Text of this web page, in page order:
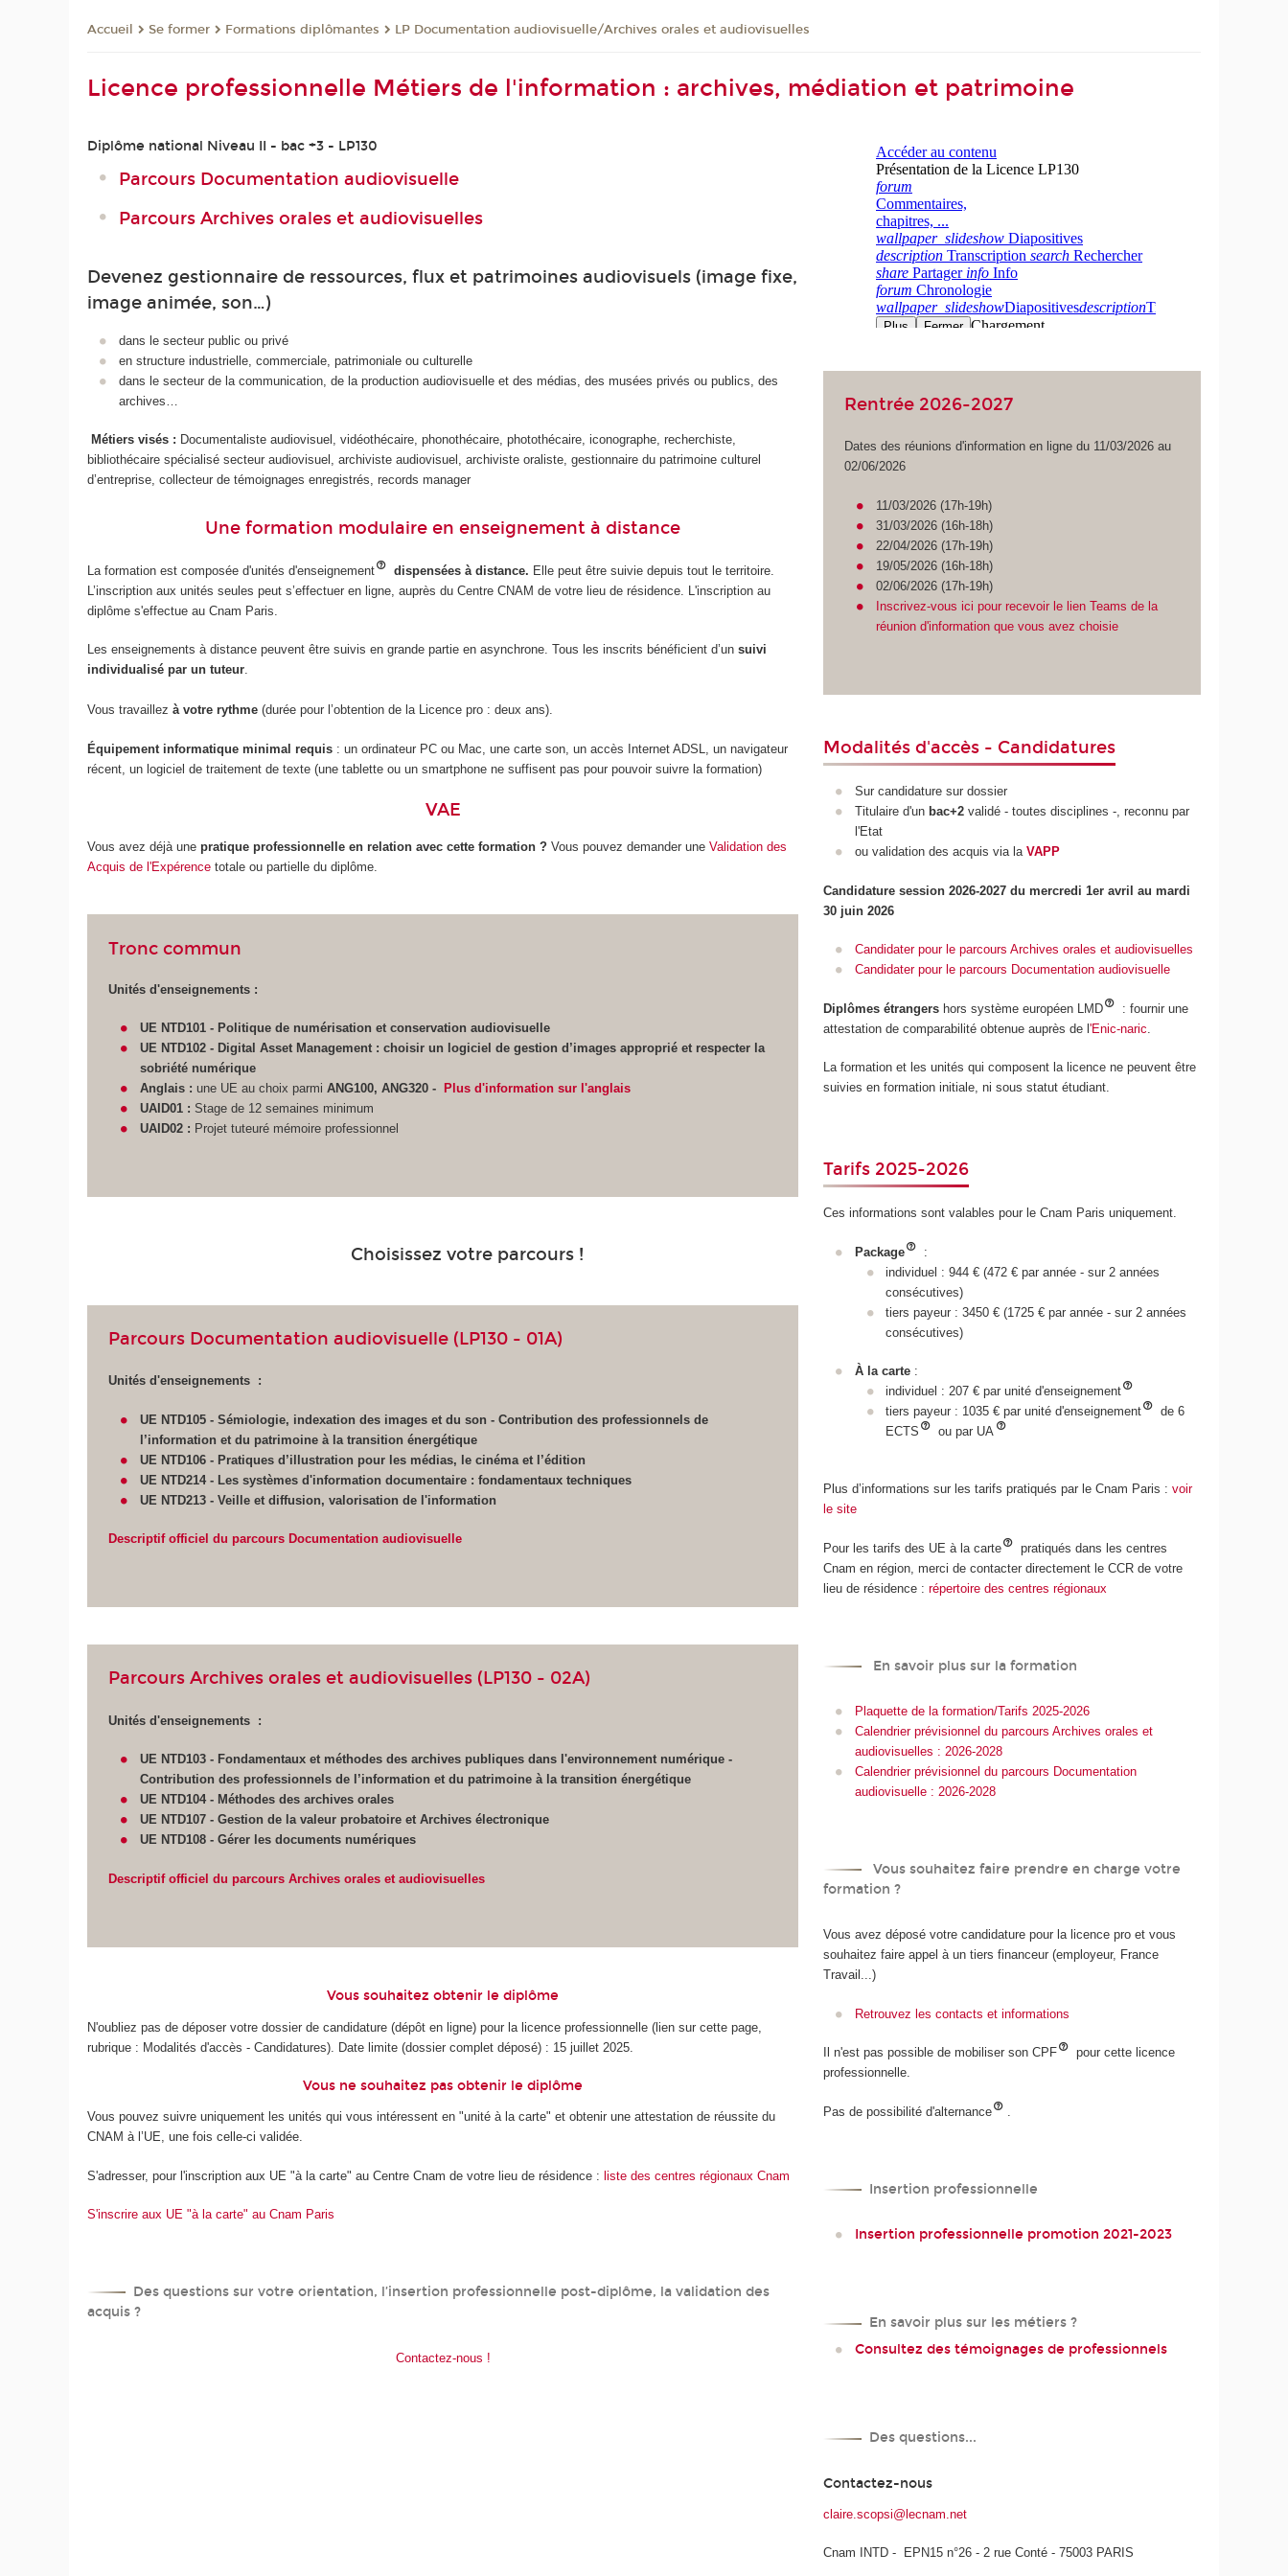
Accueil Se former Formations diplômantes LP Documentation audiovisuelle/Archives orales et audiovisuelles
Licence professionnelle Métiers de l'information : archives, médiation et patrimoine
Diplôme national Niveau II - bac +3 - LP130
Parcours Documentation audiovisuelle
Parcours Archives orales et audiovisuelles
Devenez gestionnaire de ressources, flux et patrimoines audiovisuels (image fixe,
image animée, son…)
dans le secteur public ou privé
en structure industrielle, commerciale, patrimoniale ou culturelle
dans le secteur de la communication, de la production audiovisuelle et des médias, des musées privés ou publics, des
archives…
Métiers visés : Documentaliste audiovisuel, vidéothécaire, phonothécaire, photothécaire, iconographe, recherchiste,
bibliothécaire spécialisé secteur audiovisuel, archiviste audiovisuel, archiviste oraliste, gestionnaire du patrimoine culturel
d’entreprise, collecteur de témoignages enregistrés, records manager
Une formation modulaire en enseignement à distance
La formation est composée d'unités d'enseignement dispensées à distance. Elle peut être suivie depuis tout le territoire.
L’inscription aux unités seules peut s’effectuer en ligne, auprès du Centre CNAM de votre lieu de résidence. L'inscription au
diplôme s'effectue au Cnam Paris.
Les enseignements à distance peuvent être suivis en grande partie en asynchrone. Tous les inscrits bénéficient d’unsuivi
individualisé par un tuteur.
Vous travaillez à votre rythme (durée pour l’obtention de la Licence pro : deux ans).
Équipement informatique minimal requis : un ordinateur PC ou Mac, une carte son, un accès Internet ADSL, un navigateur
récent, un logiciel de traitement de texte (une tablette ou un smartphone ne suffisent pas pour pouvoir suivre la formation)
VAE
Vous avez déjà une pratique professionnelle en relation avec cette formation ? Vous pouvez demander uneValidation des
Acquis de l'Expérence totale ou partielle du diplôme.
Tronc commun
Unités d'enseignements :
UE NTD101 - Politique de numérisation et conservation audiovisuelle
UE NTD102 - Digital Asset Management : choisir un logiciel de gestion d’images approprié et respecter la
sobriété numérique
Anglais : une UE au choix parmi ANG100, ANG320 -
Plus d'information sur l'anglais
UAID01 : Stage de 12 semaines minimum
UAID02 : Projet tuteuré mémoire professionnel
Choisissez votre parcours !
Parcours Documentation audiovisuelle (LP130 - 01A)
Unités d'enseignements :
UE NTD105 - Sémiologie, indexation des images et du son - Contribution des professionnels de
l’information et du patrimoine à la transition énergétique
UE NTD106 - Pratiques d’illustration pour les médias, le cinéma et l’édition
UE NTD214 - Les systèmes d'information documentaire : fondamentaux techniques
UE NTD213 - Veille et diffusion, valorisation de l'information
Descriptif officiel du parcours Documentation audiovisuelle
Parcours Archives orales et audiovisuelles (LP130 - 02A)
Unités d'enseignements :
UE NTD103 - Fondamentaux et méthodes des archives publiques dans l'environnement numérique -
Contribution des professionnels de l’information et du patrimoine à la transition énergétique
UE NTD104 - Méthodes des archives orales
UE NTD107 - Gestion de la valeur probatoire et Archives électronique
UE NTD108 - Gérer les documents numériques
Descriptif officiel du parcours Archives orales et audiovisuelles
Vous souhaitez obtenir le diplôme
N'oubliez pas de déposer votre dossier de candidature (dépôt en ligne) pour la licence professionnelle (lien sur cette page,
rubrique : Modalités d'accès - Candidatures). Date limite (dossier complet déposé) : 15 juillet 2025.
Vous ne souhaitez pas obtenir le diplôme
Vous pouvez suivre uniquement les unités qui vous intéressent en "unité à la carte" et obtenir une attestation de réussite du
CNAM à l’UE, une fois celle-ci validée.
S'adresser, pour l'inscription aux UE "à la carte" au Centre Cnam de votre lieu de résidence : liste des centres régionaux Cnam
S'inscrire aux UE "à la carte" au Cnam Paris
Des questions sur votre orientation, l’insertion professionnelle post-diplôme, la validation des
acquis ?
Contactez-nous !
Rentrée 2026-2027
Dates des réunions d'information en ligne du 11/03/2026 au
02/06/2026
11/03/2026 (17h-19h)
31/03/2026 (16h-18h)
22/04/2026 (17h-19h)
19/05/2026 (16h-18h)
02/06/2026 (17h-19h)
Inscrivez-vous ici pour recevoir le lien Teams de la
réunion d'information que vous avez choisie
Modalités d'accès - Candidatures
Sur candidature sur dossier
Titulaire d'un bac+2validé - toutes disciplines -, reconnu par
l'Etat
ou validation des acquis via la VAPP
Candidature session 2026-2027 du mercredi 1er avril au mardi
30 juin 2026
Candidater pour le parcours Archives orales et audiovisuelles
Candidater pour le parcours Documentation audiovisuelle
Diplômes étrangers hors système européen LMD
: fournir une
attestation de comparabilité obtenue auprès de l'Enic-naric
La formation et les unités qui composent la licence ne peuvent être
suivies en formation initiale, ni sous statut étudiant.
Tarifs 2025-2026
Ces informations sont valables pour le Cnam Paris uniquement.
Package
:
individuel : 944 € (472 € par année - sur 2 années
consécutives)
tiers payeur : 3450 € (1725 € par année - sur 2 années
consécutives)
À la carte:
individuel : 207 € par unité d'enseignement
tiers payeur : 1035 € par unité d'enseignement
de 6
ECTS
ou par UA
Plus d’informations sur les tarifs pratiqués par le Cnam Paris :voir
le site
Pour les tarifs des UE à la carte
pratiqués dans les centres
Cnam en région, merci de contacter directement le CCR de votre
lieu de résidence :répertoire des centres régionaux
En savoir plus sur la formation
Plaquette de la formation/Tarifs 2025-2026
Calendrier prévisionnel du parcours Archives orales et
audiovisuelles : 2026-2028
Calendrier prévisionnel du parcours Documentation
audiovisuelle : 2026-2028
Vous souhaitez faire prendre en charge votre
formation ?
Vous avez déposé votre candidature pour la licence pro et vous
souhaitez faire appel à un tiers financeur (employeur, France
Travail...)
Retrouvez les contacts et informations
Il n'est pas possible de mobiliser son CPF
pour cette licence
professionnelle.
Pas de possibilité d'alternance
Insertion professionnelle
Insertion professionnelle promotion 2021-2023
En savoir plus sur les métiers ?
Consultez des témoignages de professionnels
Des questions...
Contactez-nous
claire.scopsi@lecnam.net
Cnam INTD - EPN15 n°26 - 2 rue Conté - 75003 PARIS